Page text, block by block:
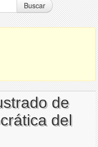
Buscar
de
del